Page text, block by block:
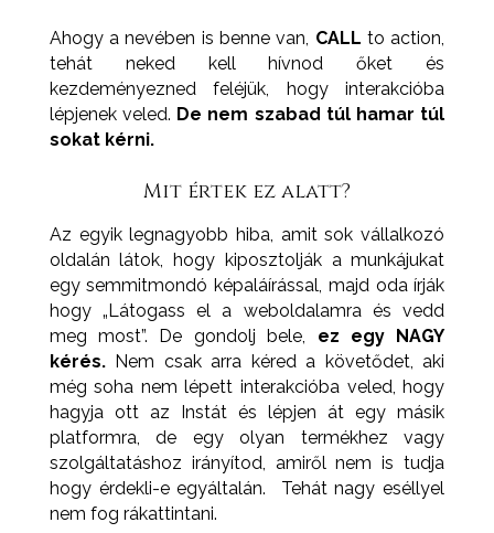
Ahogy a nevében is benne van, CALL to action,
tehát neked kell hívnod őket és
kezdeményezned feléjük, hogy interakcióba
lépjenek veled. De nem szabad túl hamar túl
sokat kérni.
Mit értek ez alatt?
Az egyik legnagyobb hiba, amit sok vállalkozó
oldalán látok, hogy kiposztolják a munkájukat
egy semmitmondó képaláírással, majd oda írják
hogy „Látogass el a weboldalamra és vedd
meg most”. De gondolj bele, ez egy NAGY
kérés.Nem csak arra kéred a követődet, aki
még soha nem lépett interakcióba veled, hogy
hagyja ott az Instát és lépjen át egy másik
platformra, de egy olyan termékhez vagy
szolgáltatáshoz irányítod, amiről nem is tudja
hogy érdekli-e egyáltalán. Tehát nagy eséllyel
nem fog rákattintani.